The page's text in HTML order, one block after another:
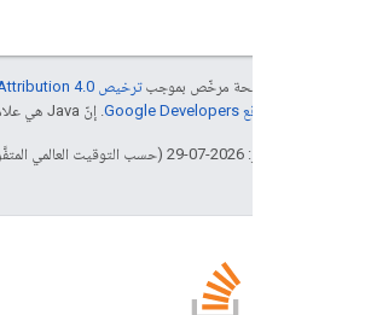
إنّ محتوى هذه الصفحة مرخّص بموجبترخيص Creative Commons Attribution 4.0‏
سياسات موقع Google Developers‏ . إنّ Java هي علامة تجارية مسجَّلة لشركة Oracle و/أو شركائها التابعين.
تاريخ التعديل الأخير: 2026-07-29 (حسب التوقيت العالمي المتفَّق عليه)